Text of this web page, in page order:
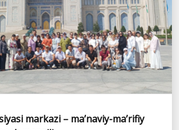
markazi – ma’naviy-ma’rifiy